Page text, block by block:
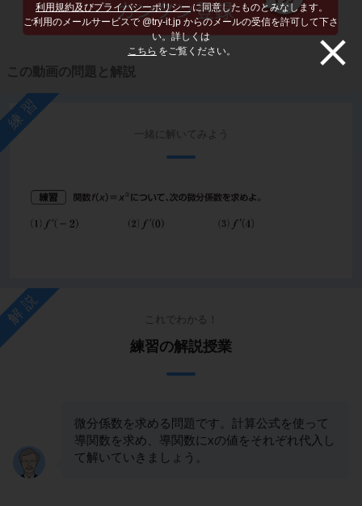
利用規約及びプライバシーポリシー に同意したものとみなします。
ご利用のメールサービスで @try-it.jp からのメールの受信を許可して下さ
い。詳しくは
こちら をご覧ください。
この動画の問題と解説
練習
一緒に解いてみよう
解説 これでわかる！
練習の解説授業
微分係数を求める問題です。計算公式を使って
導関数を求め、導関数にxの値をそれぞれ代入し
て解いていきましょう。